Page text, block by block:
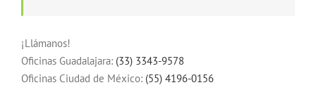
¡Llámanos!
Oficinas Guadalajara: (33) 3343-9578
Oficinas Ciudad de México: (55) 4196-0156